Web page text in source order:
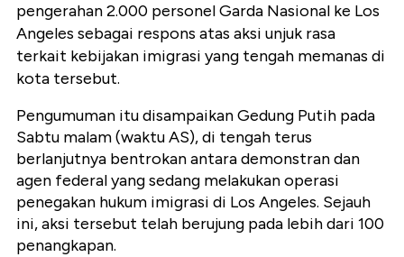
pengerahan 2.000 personel Garda Nasional ke Los
Angeles sebagai respons atas aksi unjuk rasa
terkait kebijakan imigrasi yang tengah memanas di
kota tersebut.
Pengumuman itu disampaikan Gedung Putih pada
Sabtu malam (waktu AS), di tengah terus
berlanjutnya bentrokan antara demonstran dan
agen federal yang sedang melakukan operasi
penegakan hukum imigrasi di Los Angeles. Sejauh
ini, aksi tersebut telah berujung pada lebih dari 100
penangkapan.